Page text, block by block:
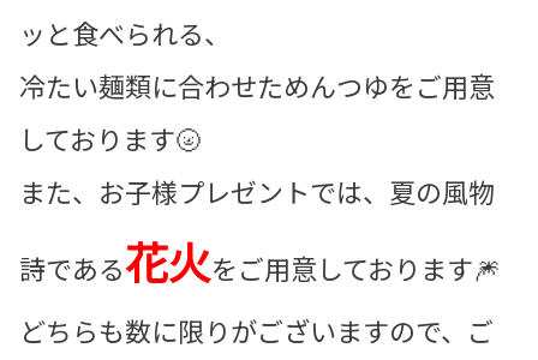
ッと食べられる、
冷たい麺類に合わせためんつゆをご用意
しております🌝
また、お子様プレゼントでは、夏の風物
詩である花火をご用意しております🎆
どちらも数に限りがございますので、ご